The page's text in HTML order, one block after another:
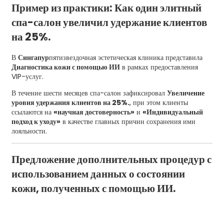
Пример из практики: Как один элитный
спа-салон увеличил удержание клиентов
на 25%.
В Сингапурпятизвездочная эстетическая клиника представила
Диагностика кожи с помощью ИИв рамках предоставления
VIP-услуг.
В течение шести месяцев спа-салон зафиксировал Увеличение
уровня удержания клиентов на 25%., при этом клиенты
ссылаются на «научная достоверность»и «Индивидуальный
подход к уходу»в качестве главных причин сохранения ими
лояльности.
Предложение дополнительных процедур с
использованием данных о состоянии
кожи, полученных с помощью ИИ.